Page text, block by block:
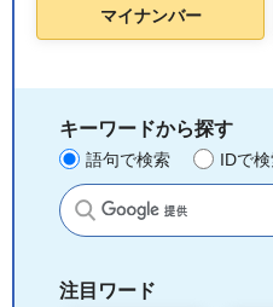
マイナンバー
キーワードから探す
語句で検索 IDで
サイト内検索
注目ワード